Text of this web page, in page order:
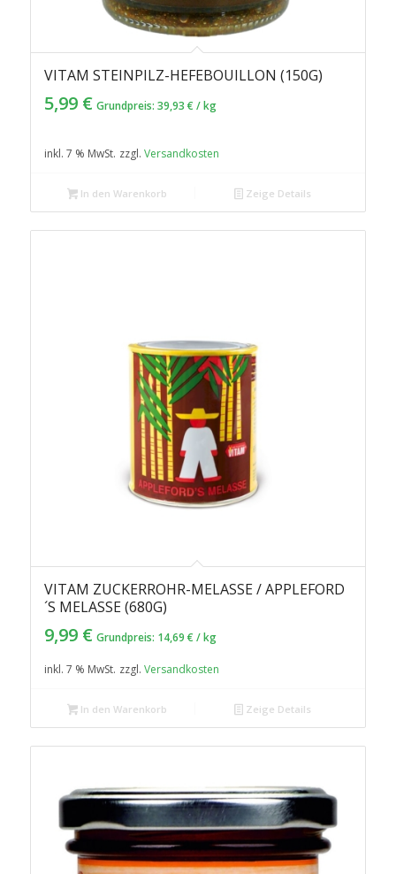
VITAM STEINPILZ-HEFEBOUILLON (150G)
5,99 € Grundpreis: 39,93 € /kg
inkl. 7 % MwSt. zzgl. Versandkosten
In den Warenkorb Zeige Details
5.00
VITAM ZUCKERROHR-MELASSE / APPLEFORD
´S MELASSE (680G)
9,99 € Grundpreis: 14,69 € /kg
inkl. 7 % MwSt. zzgl. Versandkosten
In den Warenkorb Zeige Details